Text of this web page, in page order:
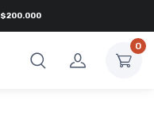
$200.000
0